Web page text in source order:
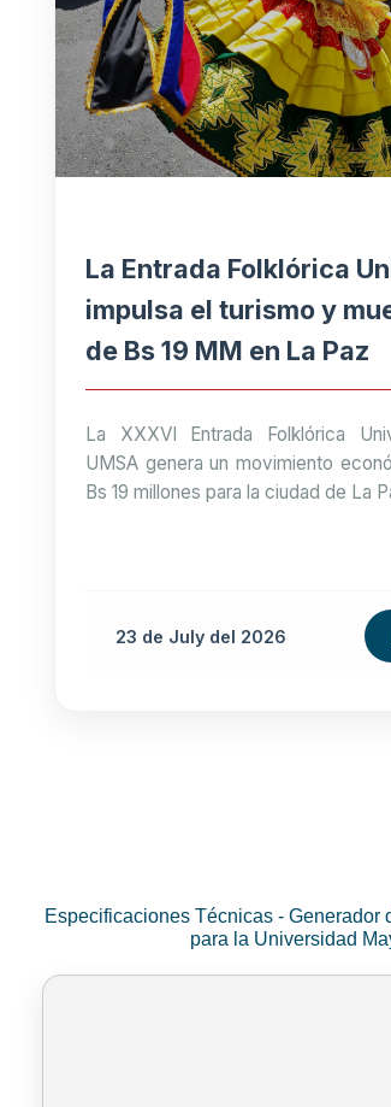
La Entrada Folklórica
impulsa el turismo y
de Bs 19 MM en La Paz
La XXXVI Entrada Folklórica
UMSA genera un movimiento
Bs 19 millones para la ciudad de La
23 de July del 2026
Especificaciones Técnicas - Generador
para la Universidad